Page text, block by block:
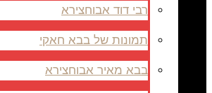
רבי דוד אבוחצירא
תמונות של בבא חאקי
בבא מאיר אבוחצירא